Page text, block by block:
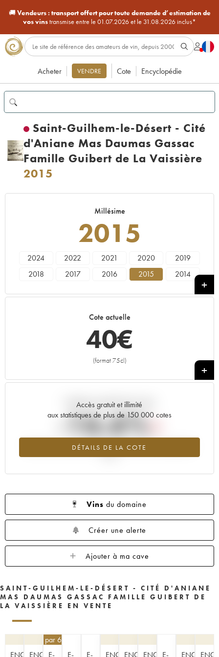
🚚Vendeurs : transport offert pour toute demande d’estimation de
vos vinstransmise entre le 01.07.2026 et le 31.08.2026 inclus*
Acheter VENDRE Cote Encyclopédie
Saint-Guilhem-le-Désert - Cité
d'Aniane Mas Daumas Gassac
Famille Guibert de La Vaissière
2015
Millésime
2015
2024 2022 2021 2020
2019
2018
2017 2016 2015
2014
2001
1996
Cote actuelle
40€
(format 75cl)
+
Accès gratuit et illimité
aux statistiques de plus de 150 000 cotes
DÉTAILS DE LA COTE
Tendance actuelle de la cote
-16.6%
Tendance à la baisse du millésime 2015 en 2026 par rapport à
Vins du domaine
Créer une alerte
Ajouter à ma cave
SAINT-GUILHEM-LE-DÉSERT - CITÉ D'ANIANE
MAS DAUMAS GASSAC FAMILLE GUIBERT DE
LA VAISSIÈRE EN VENTE
ENCHÈREENCHÈRE
par 6 | -10%
E-
E-
E-
ENCHÈREENCHÈREENCHÈRE
E-
ENCHÈRE